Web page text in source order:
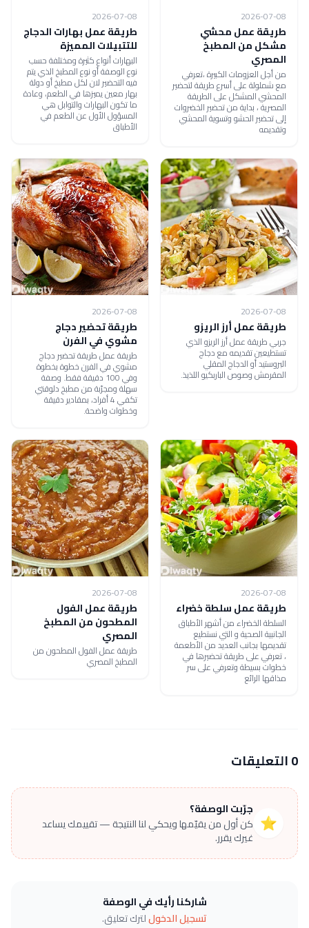
2026-07-08
طريقة عمل محشي
مشكل من المطبخ
المصري
من أجل العزومات الكبيرة ،تعرفي
مع شملولة على أسرع طريقة لتحضير
المحشي المشكل على الطريقة
المصرية ، بداية من تحضير الخضروات
إلى تحضير الحشو وتسوية المحشي
وتقديمه
2026-07-08
طريقة عمل بهارات الدجاج
للتتبيلات المميزة
البهارات أنواع كثيرة ومختلفة حسب
نوع الوصفة أو نوع المطبخ الذي يتم
فيه التحضير لان لكل مطبخ أو دولة
بهار معين يميزها في الطعم، وعادة
ما تكون البهارات والتوابل هي
المسؤول الأول عن الطعم في
الأطباق
2026-07-08
طريقة عمل أرز الريزو
جربي طريقة عمل أرز الريزو الذي
تستطيعين تقديمه مع دجاج
البروستيد أو الدجاج المقلي
المقرمش وصوص الباربكيو اللذيذ.
2026-07-08
طريقة تحضير دجاج
مشوي في الفرن
طريقة عمل طريقة تحضير دجاج
مشوي في الفرن خطوة بخطوة
وفي 100 دقيقة فقط. وصفة
سهلة ومجرّبة من مطبخ دلوقتي
تكفي 4 أفراد، بمقادير دقيقة
وخطوات واضحة.
2026-07-08
طريقة عمل سلطة خضراء
السلطة الخضراء من أشهر الأطباق
الجانبية الصحية و التي نستطيع
تقديمها بجانب العديد من الأطعمة
، تعرفي على طريقة تحضيرها في
خطوات بسيطة وتعرفي على سر
مذاقها الرائع
2026-07-08
طريقة عمل الفول
المطحون من المطبخ
المصري
طريقة عمل الفول المطحون من
المطبخ المصري
0 التعليقات
⭐
جرّبت الوصفة؟
كن أول من يقيّمها ويحكي لنا النتيجة — تقييمك يساعد
غيرك يقرر.
شاركنا رأيك في الوصفة
تسجيل الدخوللترك تعليق.